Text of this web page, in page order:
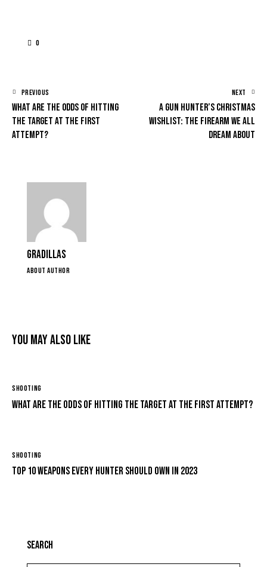
0
PREVIOUS
What are the odds of hitting
the target at the first
attempt?
NEXT
A gun hunter’s Christmas
wishlist: the firearm we all
dream about
Gradillas
ABOUT AUTHOR
You May Also Like
SHOOTING
What are the odds of hitting the target at the first attempt?
SHOOTING
Top 10 weapons every hunter should own in 2023
Search